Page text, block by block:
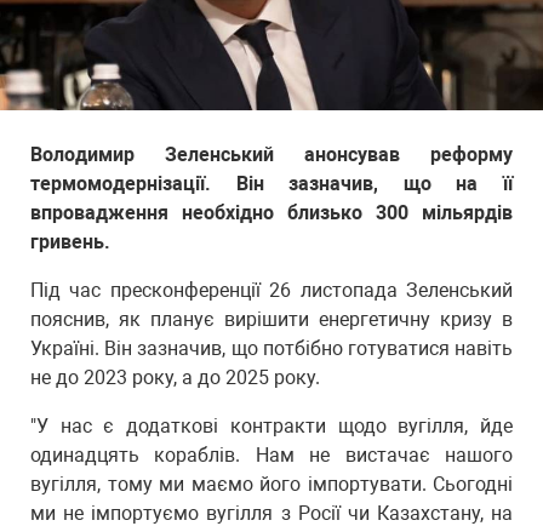
Володимир Зеленський анонсував реформу
термомодернізації. Він зазначив, що на її
впровадження необхідно близько 300 мільярдів
гривень.
Під час пресконференції 26 листопада Зеленський
пояснив, як планує вирішити енергетичну кризу в
Україні. Він зазначив, що потбібно готуватися навіть
не до 2023 року, а до 2025 року.
"У нас є додаткові контракти щодо вугілля, йде
одинадцять кораблів. Нам не вистачає нашого
вугілля, тому ми маємо його імпортувати. Сьогодні
ми не імпортуємо вугілля з Росії чи Казахстану, на